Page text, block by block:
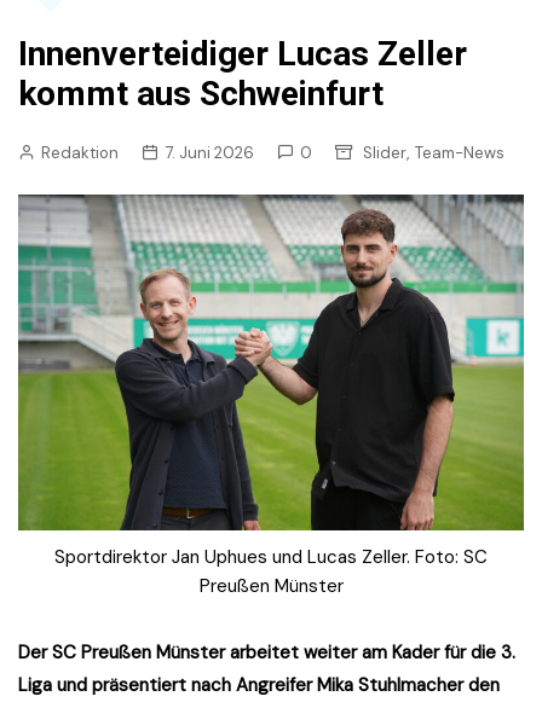
Innenverteidiger Lucas Zeller
kommt aus Schweinfurt
Redaktion 7. Juni 2026 0 Slider, Team-News
Sportdirektor Jan Uphues und Lucas Zeller. Foto: SC
Preußen Münster
Der SC Preußen Münster arbeitet weiter am Kader für die 3.
Liga und präsentiert nach Angreifer Mika Stuhlmacher den